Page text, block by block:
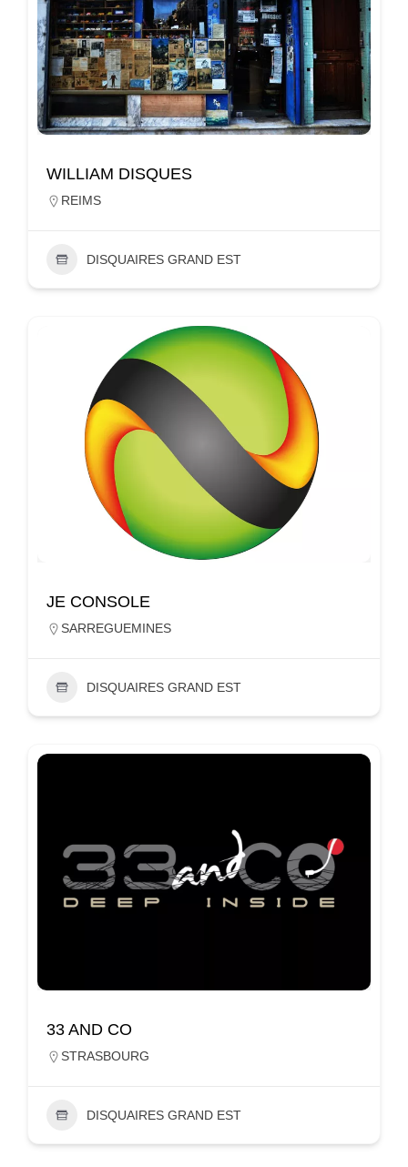
WILLIAM DISQUES
REIMS
DISQUAIRES GRAND EST
JE CONSOLE
SARREGUEMINES
DISQUAIRES GRAND EST
33 AND CO
STRASBOURG
DISQUAIRES GRAND EST